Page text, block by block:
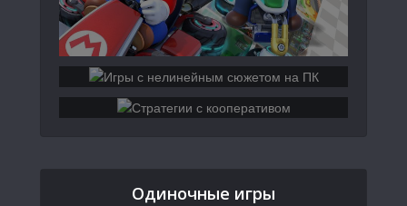
Одиночные игры